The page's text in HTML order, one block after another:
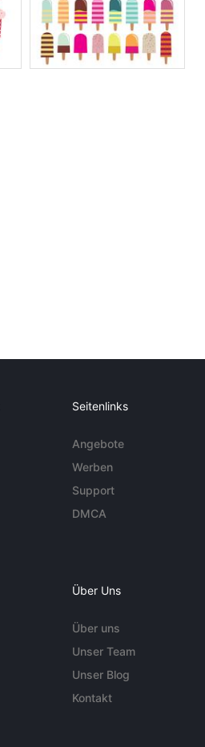
Seitenlinks
Angebote
Werben
Support
DMCA
Über Uns
Über uns
Unser Team
Unser Blog
Kontakt